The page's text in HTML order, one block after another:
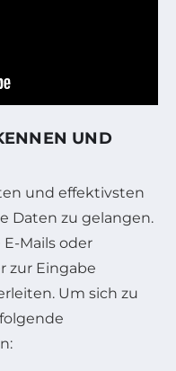
UND
und effektivsten
Daten zu gelangen.
Mails oder
zur Eingabe
Um sich zu